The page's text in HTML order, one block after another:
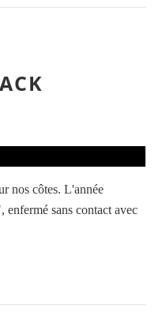
nos côtes. L'année
sans contact avec